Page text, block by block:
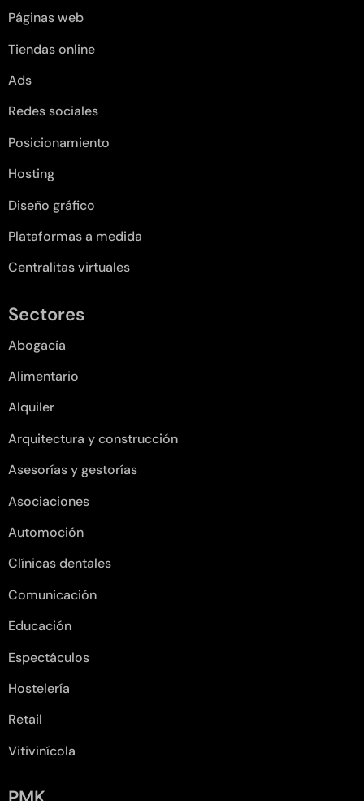
Páginas web
Tiendas online
Ads
Redes sociales
Posicionamiento
Hosting
Diseño gráfico
Plataformas a medida
Centralitas virtuales
Sectores
Abogacía
Alimentario
Alquiler
Arquitectura y construcción
Asesorías y gestorías
Asociaciones
Automoción
Clínicas dentales
Comunicación
Educación
Espectáculos
Hostelería
Retail
Vitivinícola